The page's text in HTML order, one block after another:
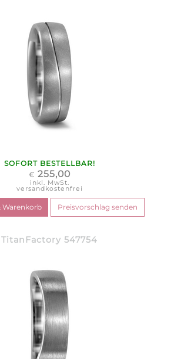
SOFORT BESTELLBAR!
€ 255,00
inkl. MwSt.
versandkostenfrei
TitanFactory 547754